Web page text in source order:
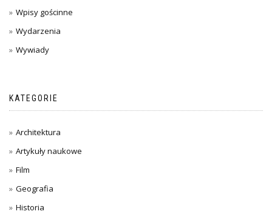
Wpisy gościnne
Wydarzenia
Wywiady
KATEGORIE
Architektura
Artykuły naukowe
Film
Geografia
Historia